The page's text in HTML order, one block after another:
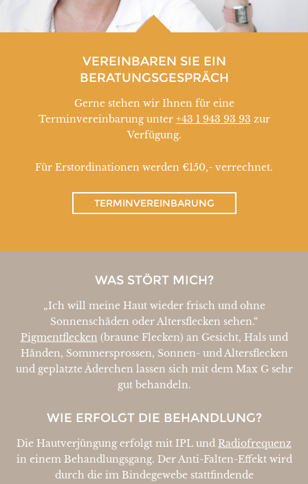
VEREINBAREN SIE EIN
BERATUNGSGESPRÄCH
Gerne stehen wir Ihnen für eine
Terminvereinbarung unter +43 1 943 93 93 zur
Verfügung.
Für Erstordinationen werden €150,- verrechnet.
TERMINVEREINBARUNG
WAS STÖRT MICH?
„Ich will meine Haut wieder frisch und ohne
Sonnenschäden oder Altersflecken sehen.“
Pigmentflecken (braune Flecken) an Gesicht, Hals und
Händen, Sommersprossen, Sonnen- und Altersflecken
und geplatzte Äderchen lassen sich mit dem Max G sehr
gut behandeln.
WIE ERFOLGT DIE BEHANDLUNG?
Die Hautverjüngung erfolgt mit IPL und Radiofrequenz
in einem Behandlungsgang. Der Anti-Falten-Effekt wird
durch die im Bindegewebe stattfindende